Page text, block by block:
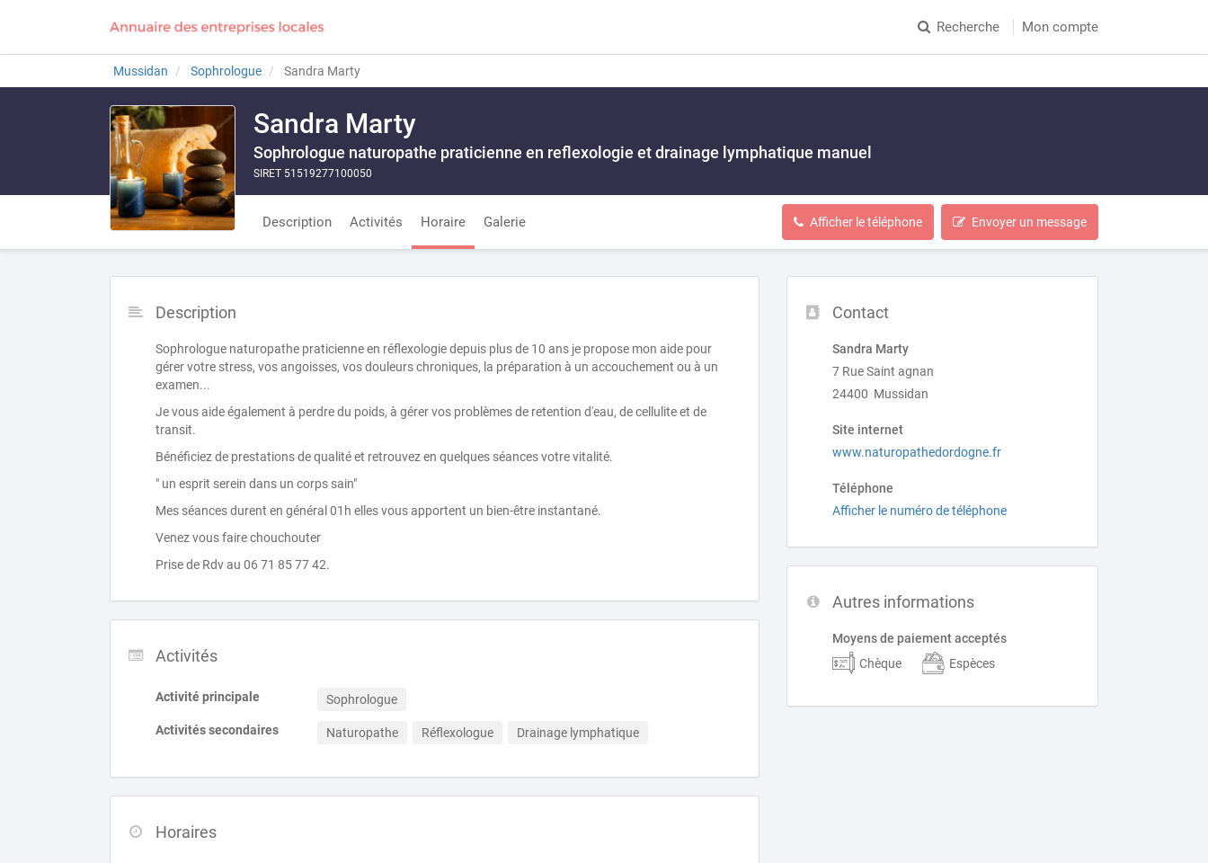
Recherche Mon compte
Mussidan Sophrologue Sandra Marty
Sandra Marty
Sophrologue naturopathe praticienne en reflexologie et drainage lymphatique manuel
SIRET 51519277100050
Description Activités Horaire Galerie Afficher le téléphone Envoyer un message
Contact
Sandra Marty
7 Rue Saint agnan
24400 Mussidan
Site internet
www.naturopathedordogne.fr
Téléphone
Afficher le numéro de téléphone
Autres informations
Moyens de paiement acceptés
Chèque
Espèces
Description
Sophrologue naturopathe praticienne en réflexologie depuis plus de 10 ans je propose mon aide pour
gérer votre stress, vos angoisses, vos douleurs chroniques, la préparation à un accouchement ou à un
examen...
Je vous aide également à perdre du poids, à gérer vos problèmes de retention d'eau, de cellulite et de
transit.
Bénéficiez de prestations de qualité et retrouvez en quelques séances votre vitalité.
" un esprit serein dans un corps sain"
Mes séances durent en général 01h elles vous apportent un bien-être instantané.
Venez vous faire chouchouter
Prise de Rdv au 06 71 85 77 42.
Activités
Activité principale Sophrologue
Activités secondaires Naturopathe Réflexologue Drainage lymphatique
Horaires